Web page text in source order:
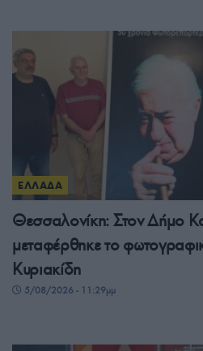
ΕΛΛΑΔΑ
Θεσσαλονίκη: Στον Δήμο
μεταφέρθηκε το
Κυριακίδη
5/08/2026 - 11:29μμ